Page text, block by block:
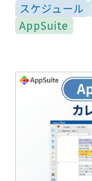
スケジュール
AppSuite